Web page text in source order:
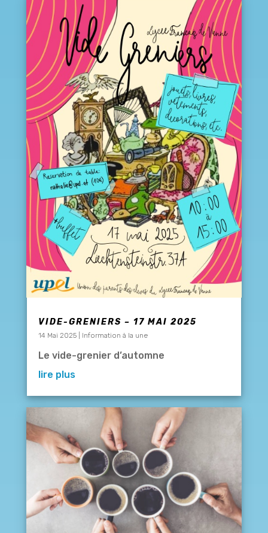
VIDE-GRENIERS – 17 MAI 2025
14 Mai 2025| Information à la une
Le vide-grenier d’automne
lire plus